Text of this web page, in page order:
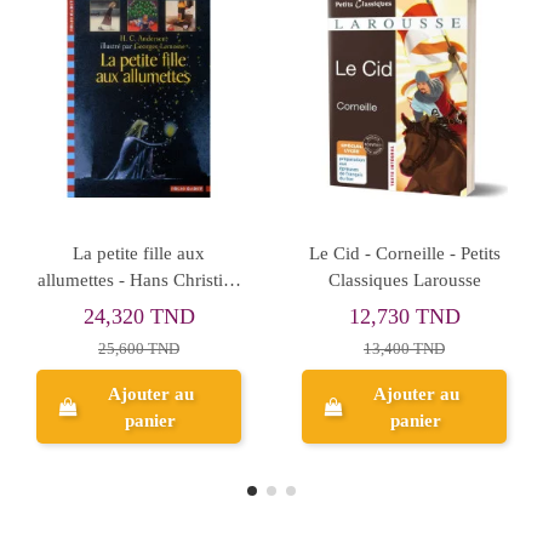
stock
- Petits
Ubu Roi - Jarry - Petits
Classiques Larousse
Mateo
nouvelles -
Petits